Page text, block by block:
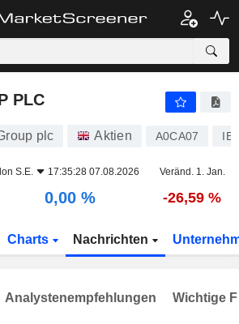
PLC
plc Aktien A0CA07
S.E. 17:35:28 07.08.2026 Veränd. 1. Jan.
0,00 % -26,59 %
Charts Nachrichten
Analystenempfehlungen Wichtige